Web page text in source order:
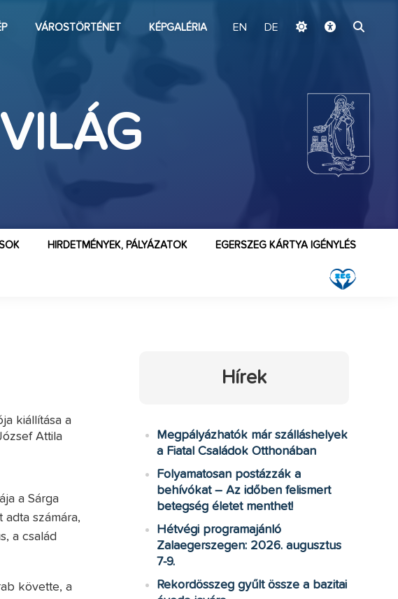
VÁROSTÖRTÉNET KÉPGALÉRIA EN DE
EGERSZEG KÁRTYA IGÉNYLÉS
HIRDETMÉNYEK, PÁLYÁZATOK
kiállítása a
Attila
a Sárga
számára,
a család
követte, a
Hírek
Megpályázhatók már szálláshelyek
a Fiatal Családok Otthonában
Folyamatosan postázzák a
behívókat – Az időben felismert
betegség életet menthet!
Hétvégi programajánló
Zalaegerszegen: 2026. augusztus
7-9.
Rekordösszeg gyűlt össze a bazitai